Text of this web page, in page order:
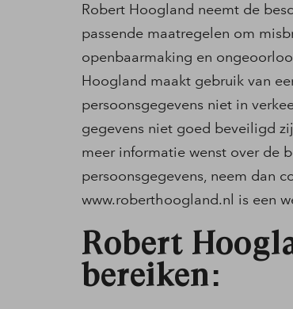
Robert Hoogland neemt de
passende maatregelen om
openbaarmaking en
Hoogland maakt gebruik van
persoonsgegevens niet in
gegevens niet goed beveiligd
meer informatie wenst over de
persoonsgegevens, neem dan
www.roberthoogland.nl is een
Robert
bereiken: